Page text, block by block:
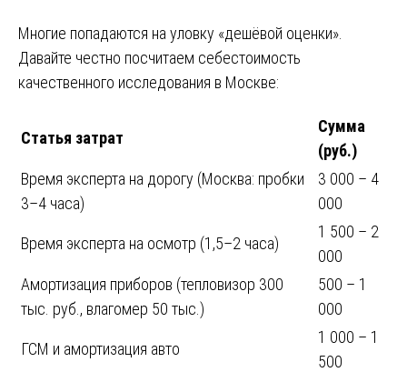
Многие попадаются на уловку «дешёвой оценки».
Давайте честно посчитаем себестоимость
качественного исследования в Москве:
Статья затрат
Сумма
(руб.)
Время эксперта на дорогу (Москва: пробки
3–4 часа)
3 000 – 4
000
Время эксперта на осмотр (1,5–2 часа)
1 500 – 2
000
Амортизация приборов (тепловизор 300
тыс. руб., влагомер 50 тыс.)
500 – 1
000
ГСМ и амортизация авто
1 000 – 1
500